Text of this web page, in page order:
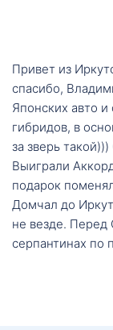
Привет из
спасибо,
Японских авто
гибридов, в
за зверь
Выиграли
подарок
Домчал до
не везде. Перед
серпантинах по